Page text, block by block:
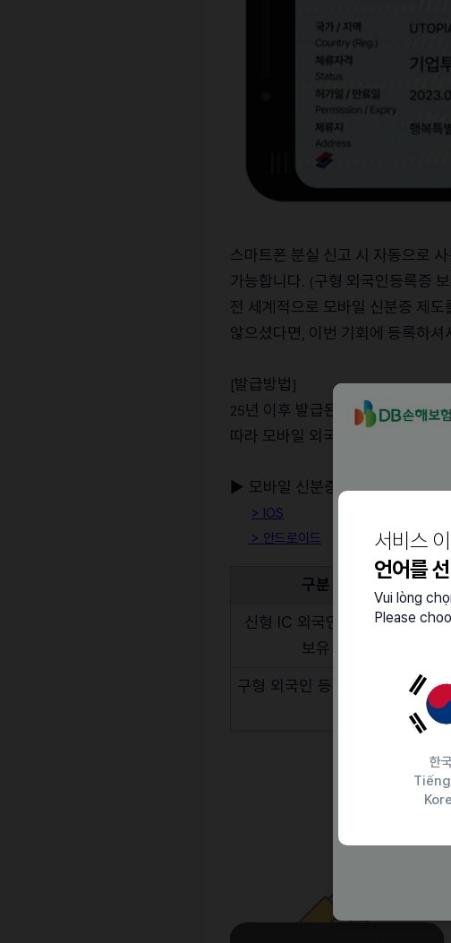
서비스
언어를
Vui lòng
Please
한
스마트폰 분실 신고 시 자동으로 사
가능합니다. (구형 외국인등록증
전 세계적으로 모바일 신분증 제도
않으셨다면, 이번 기회에 등록하셔
[발급방법 ]
25년 이후 발급된 신형IC외국인등
따라 모바일 외국인
▶ 모바일 신분증앱다운로드
> IOS
> 안드로이드
구분
신형 IC 외국인 등록증
보유
① 모
구형 외국인 등록증 보유
①출
③ 얼